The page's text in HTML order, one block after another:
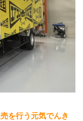
を行う元気でんき